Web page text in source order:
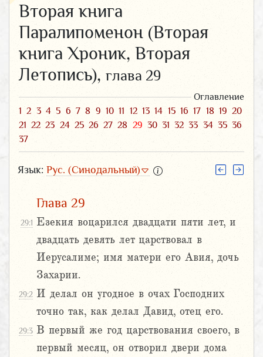
Вторая книга
Паралипоменон (Вторая
книга Хроник, Вторая
Летопись), глава 29
Оглавление
1 2 3 4 5 6 7 8 9 10 11 12 13 14 15 16 17 18 19 20
21 22 23 24 25 26 27 28 29 30 31 32 33 34 35 36
37
Язык: Рус. (Синодальный)
Глава 29
29:1 Езекия воцарился двадцати пяти лет, и
двадцать девять лет царствовал в
Иерусалиме; имя матери его Авия, дочь
Захарии.
29:2 И делал он угодное в очах Господних
точно так, как делал Давид, отец его.
29:3 В первый же год царствования своего, в
первый месяц, он отворил двери дома